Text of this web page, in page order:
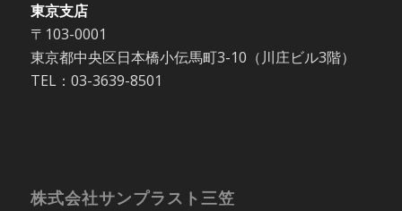
東京支店
〒103-0001
東京都中央区日本橋小伝馬町3-10（川庄ビル3階）
TEL：03-3639-8501
株式会社サンプラスト三笠